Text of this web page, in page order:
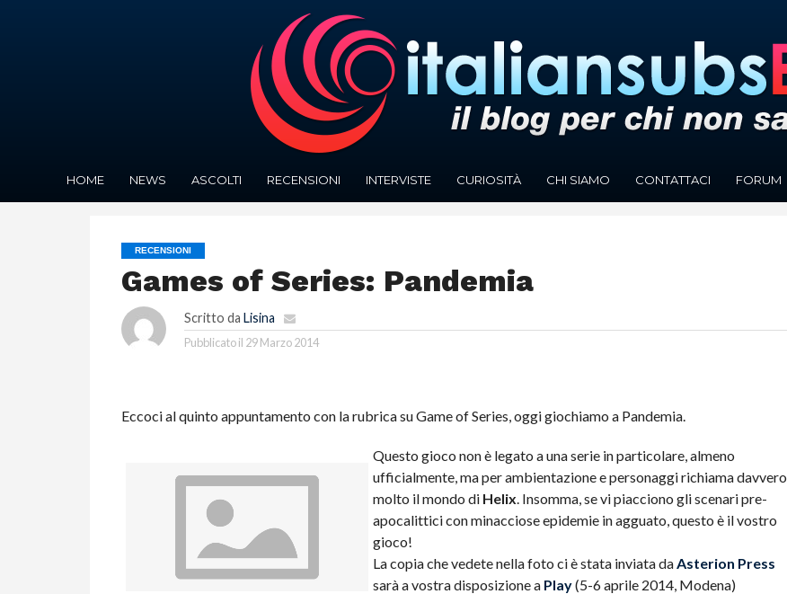
HOME NEWS ASCOLTI RECENSIONI INTERVISTE CURIOSITÀ CHI SIAMO CONTATTACI FORUM
RECENSIONI
Games of Series: Pandemia
Scritto da Lisina
Pubblicato il 29 Marzo 2014
Eccoci al quinto appuntamento con la rubrica su Game of Series, oggi giochiamo a Pandemia.
Questo gioco non è legato a una serie in particolare, almeno
ufficialmente, ma per ambientazione e personaggi richiama davvero
molto il mondo di Helix. Insomma, se vi piacciono gli scenari pre-
apocalittici con minacciose epidemie in agguato, questo è il vostro
gioco!
La copia che vedete nella foto ci è stata inviata daAsterion Press
sarà a vostra disposizione a Play(5-6 aprile 2014, Modena)